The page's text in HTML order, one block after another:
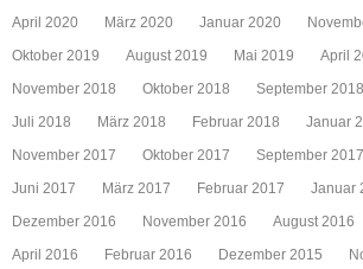
April 2020
März 2020 Januar 2020
Oktober 2019
August 2019 Mai 2019
April
November 2018
Oktober 2018 September 2018
Juli 2018
März 2018 Februar 2018
Januar
November 2017
Oktober 2017 September 2017
Juni 2017
März 2017 Februar 2017
Januar
Dezember 2016
November 2016 August 2016
April 2016
Februar 2016 Dezember 2015